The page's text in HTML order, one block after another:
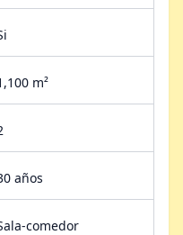
m²
años
comedor